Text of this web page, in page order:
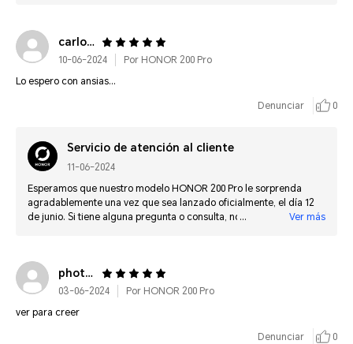
dejado una impresión tan positiva desde el primer momento.
Agracemos su confianza en nuestra empresa y esperamos que
siga utilizando dispositivos de nuestra marca mucho tiempo más.
carlosalber***********@gmail.com
10-06-2024
Por HONOR 200 Pro
Lo espero con ansias...
Denunciar 0
Servicio de atención al cliente
11-06-2024
Esperamos que nuestro modelo HONOR 200 Pro le sorprenda
agradablemente una vez que sea lanzado oficialmente, el día 12
de junio. Si tiene alguna pregunta o consulta, no dude en
Ver más
photo*****@gmail.com
03-06-2024
Por HONOR 200 Pro
ver para creer
Denunciar 0